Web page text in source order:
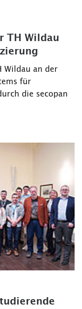
TH Wildau
Wildau an der
für
die secopan